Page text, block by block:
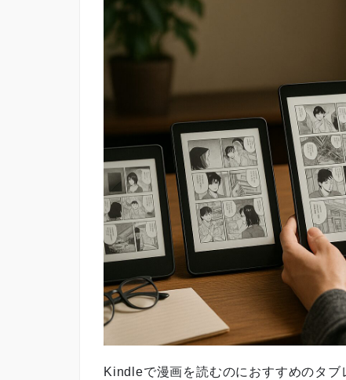
Kindleで漫画を読むのにおすすめのタ